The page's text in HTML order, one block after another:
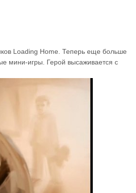
Loading Home. Теперь еще больше
мини-игры. Герой высаживается с